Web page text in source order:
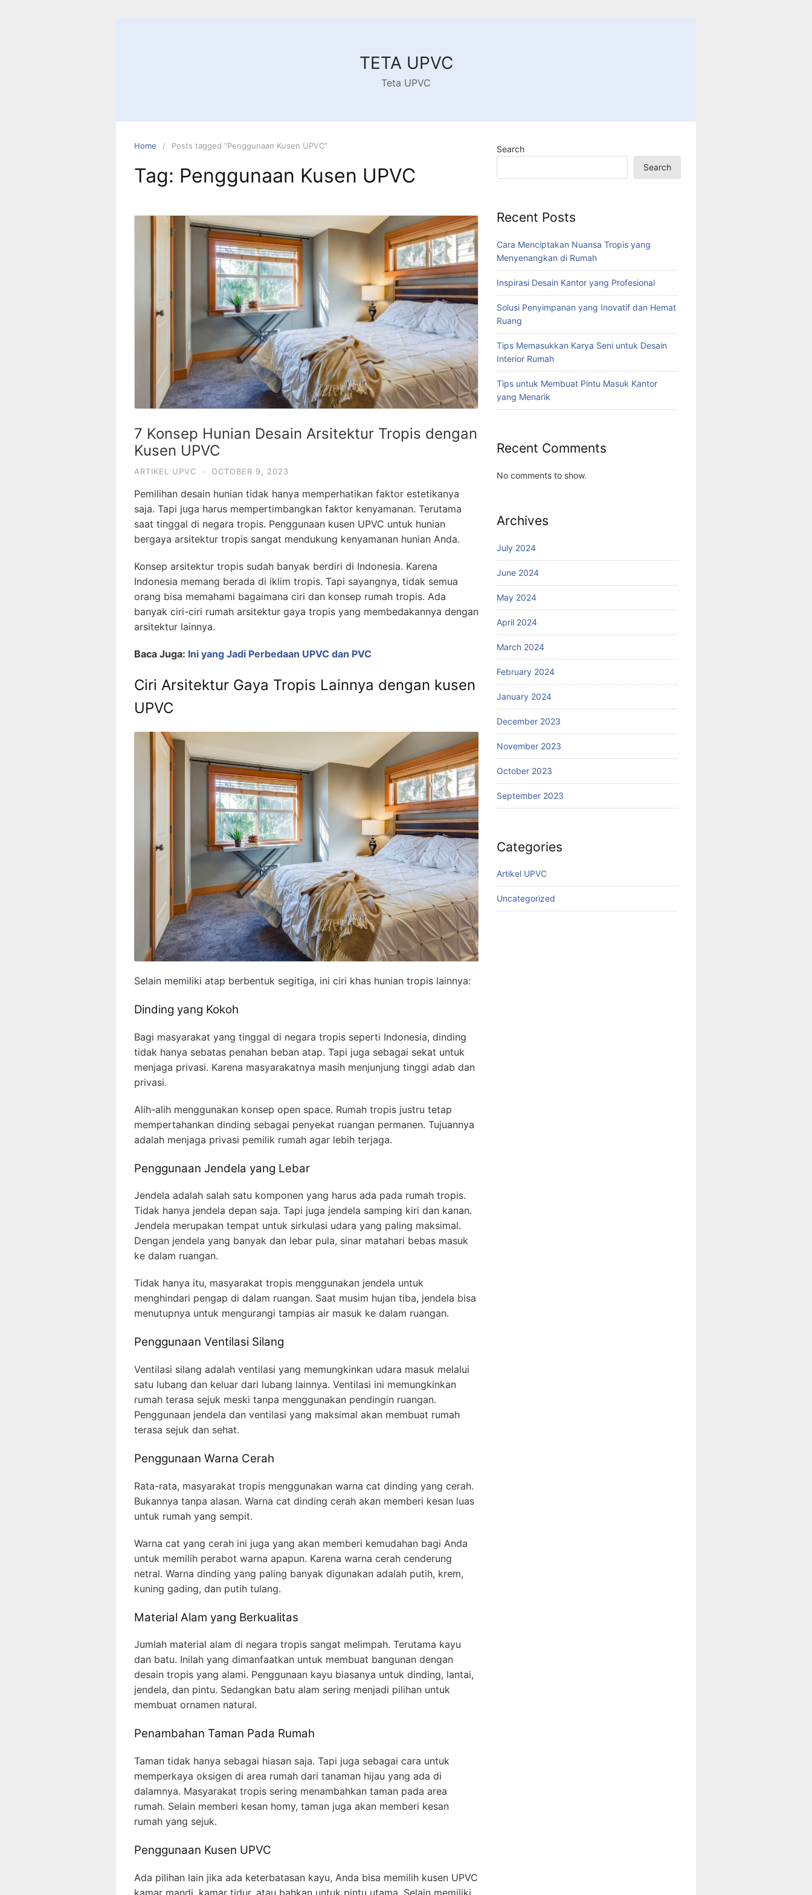
TETA UPVC
Teta UPVC
Home Posts tagged “Penggunaan Kusen UPVC”
Tag: Penggunaan Kusen UPVC
7 Konsep Hunian Desain Arsitektur Tropis dengan
Kusen UPVC
ARTIKEL UPVC · OCTOBER 9, 2023
Pemilihan desain hunian tidak hanya memperhatikan faktor estetikanya
saja. Tapi juga harus mempertimbangkan faktor kenyamanan. Terutama
saat tinggal di negara tropis. Penggunaan kusen UPVC untuk hunian
bergaya arsitektur tropis sangat mendukung kenyamanan hunian Anda.
Konsep arsitektur tropis sudah banyak berdiri di Indonesia. Karena
Indonesia memang berada di iklim tropis. Tapi sayangnya, tidak semua
orang bisa memahami bagaimana ciri dan konsep rumah tropis. Ada
banyak ciri-ciri rumah arsitektur gaya tropis yang membedakannya dengan
arsitektur lainnya.
Baca Juga: Ini yang Jadi Perbedaan UPVC dan PVC
Ciri Arsitektur Gaya Tropis Lainnya dengan kusen
UPVC
Selain memiliki atap berbentuk segitiga, ini ciri khas hunian tropis lainnya:
Dinding yang Kokoh
Bagi masyarakat yang tinggal di negara tropis seperti Indonesia, dinding
tidak hanya sebatas penahan beban atap. Tapi juga sebagai sekat untuk
menjaga privasi. Karena masyarakatnya masih menjunjung tinggi adab dan
privasi.
Alih-alih menggunakan konsep open space. Rumah tropis justru tetap
mempertahankan dinding sebagai penyekat ruangan permanen. Tujuannya
adalah menjaga privasi pemilik rumah agar lebih terjaga.
Penggunaan Jendela yang Lebar
Jendela adalah salah satu komponen yang harus ada pada rumah tropis.
Tidak hanya jendela depan saja. Tapi juga jendela samping kiri dan kanan.
Jendela merupakan tempat untuk sirkulasi udara yang paling maksimal.
Dengan jendela yang banyak dan lebar pula, sinar matahari bebas masuk
ke dalam ruangan.
Tidak hanya itu, masyarakat tropis menggunakan jendela untuk
menghindari pengap di dalam ruangan. Saat musim hujan tiba, jendela bisa
menutupnya untuk mengurangi tampias air masuk ke dalam ruangan.
Penggunaan Ventilasi Silang
Ventilasi silang adalah ventilasi yang memungkinkan udara masuk melalui
satu lubang dan keluar dari lubang lainnya. Ventilasi ini memungkinkan
rumah terasa sejuk meski tanpa menggunakan pendingin ruangan.
Penggunaan jendela dan ventilasi yang maksimal akan membuat rumah
terasa sejuk dan sehat.
Penggunaan Warna Cerah
Rata-rata, masyarakat tropis menggunakan warna cat dinding yang cerah.
Bukannya tanpa alasan. Warna cat dinding cerah akan memberi kesan luas
untuk rumah yang sempit.
Warna cat yang cerah ini juga yang akan memberi kemudahan bagi Anda
untuk memilih perabot warna apapun. Karena warna cerah cenderung
netral. Warna dinding yang paling banyak digunakan adalah putih, krem,
kuning gading, dan putih tulang.
Material Alam yang Berkualitas
Jumlah material alam di negara tropis sangat melimpah. Terutama kayu
dan batu. Inilah yang dimanfaatkan untuk membuat bangunan dengan
desain tropis yang alami. Penggunaan kayu biasanya untuk dinding, lantai,
jendela, dan pintu. Sedangkan batu alam sering menjadi pilihan untuk
membuat ornamen natural.
Penambahan Taman Pada Rumah
Taman tidak hanya sebagai hiasan saja. Tapi juga sebagai cara untuk
memperkaya oksigen di area rumah dari tanaman hijau yang ada di
dalamnya. Masyarakat tropis sering menambahkan taman pada area
rumah. Selain memberi kesan homy, taman juga akan memberi kesan
rumah yang sejuk.
Penggunaan Kusen UPVC
Ada pilihan lain jika ada keterbatasan kayu, Anda bisa memilih kusen UPVC
kamar mandi, kamar tidur, atau bahkan untuk pintu utama. Selain memiliki
Search
Search
Recent Posts
Cara Menciptakan Nuansa Tropis yang
Menyenangkan di Rumah
Inspirasi Desain Kantor yang Profesional
Solusi Penyimpanan yang Inovatif dan Hemat
Ruang
Tips Memasukkan Karya Seni untuk Desain
Interior Rumah
Tips untuk Membuat Pintu Masuk Kantor
yang Menarik
Recent Comments
No comments to show.
Archives
July 2024
June 2024
May 2024
April 2024
March 2024
February 2024
January 2024
December 2023
November 2023
October 2023
September 2023
Categories
Artikel UPVC
Uncategorized